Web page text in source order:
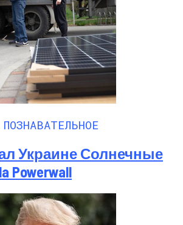
Украине Солнечные
Powerwall